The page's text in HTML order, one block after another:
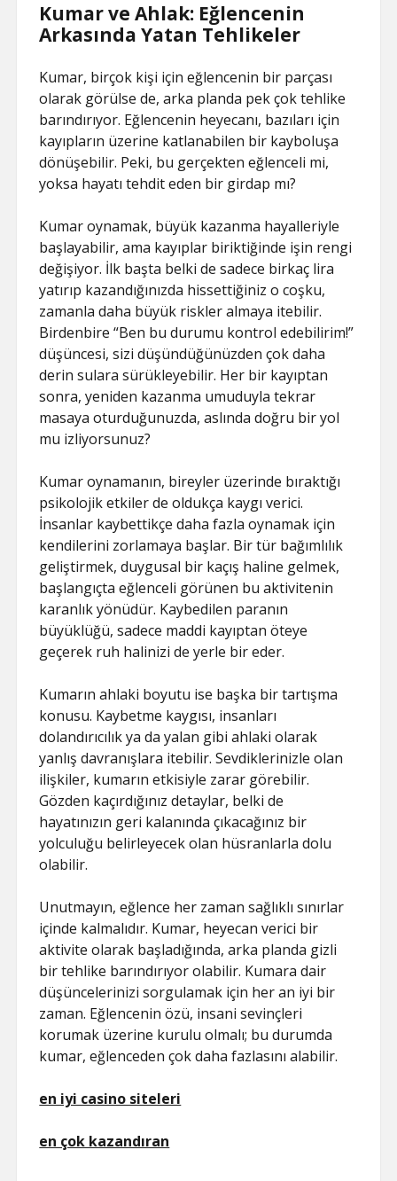
Kumar ve Ahlak: Eğlencenin
Arkasında Yatan Tehlikeler
Kumar, birçok kişi için eğlencenin bir parçası
olarak görülse de, arka planda pek çok tehlike
barındırıyor. Eğlencenin heyecanı, bazıları için
kayıpların üzerine katlanabilen bir kayboluşa
dönüşebilir. Peki, bu gerçekten eğlenceli mi,
yoksa hayatı tehdit eden bir girdap mı?
Kumar oynamak, büyük kazanma hayalleriyle
başlayabilir, ama kayıplar biriktiğinde işin rengi
değişiyor. İlk başta belki de sadece birkaç lira
yatırıp kazandığınızda hissettiğiniz o coşku,
zamanla daha büyük riskler almaya itebilir.
Birdenbire “Ben bu durumu kontrol edebilirim!”
düşüncesi, sizi düşündüğünüzden çok daha
derin sulara sürükleyebilir. Her bir kayıptan
sonra, yeniden kazanma umuduyla tekrar
masaya oturduğunuzda, aslında doğru bir yol
mu izliyorsunuz?
Kumar oynamanın, bireyler üzerinde bıraktığı
psikolojik etkiler de oldukça kaygı verici.
İnsanlar kaybettikçe daha fazla oynamak için
kendilerini zorlamaya başlar. Bir tür bağımlılık
geliştirmek, duygusal bir kaçış haline gelmek,
başlangıçta eğlenceli görünen bu aktivitenin
karanlık yönüdür. Kaybedilen paranın
büyüklüğü, sadece maddi kayıptan öteye
geçerek ruh halinizi de yerle bir eder.
Kumarın ahlaki boyutu ise başka bir tartışma
konusu. Kaybetme kaygısı, insanları
dolandırıcılık ya da yalan gibi ahlaki olarak
yanlış davranışlara itebilir. Sevdiklerinizle olan
ilişkiler, kumarın etkisiyle zarar görebilir.
Gözden kaçırdığınız detaylar, belki de
hayatınızın geri kalanında çıkacağınız bir
yolculuğu belirleyecek olan hüsranlarla dolu
olabilir.
Unutmayın, eğlence her zaman sağlıklı sınırlar
içinde kalmalıdır. Kumar, heyecan verici bir
aktivite olarak başladığında, arka planda gizli
bir tehlike barındırıyor olabilir. Kumara dair
düşüncelerinizi sorgulamak için her an iyi bir
zaman. Eğlencenin özü, insani sevinçleri
korumak üzerine kurulu olmalı; bu durumda
kumar, eğlenceden çok daha fazlasını alabilir.
en iyi casino siteleri
en çok kazandıran